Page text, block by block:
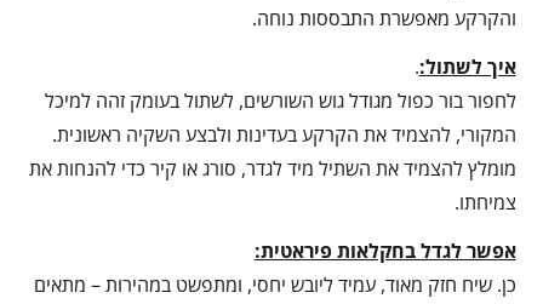
והקרקע מאפשרת התבססות נוחה.
איך לשתול:.
לחפור בור כפול מגודל גוש השורשים, לשתול בעומק זהה למיכל
המקורי, להצמיד את הקרקע בעדינות ולבצע השקיה ראשונית.
מומלץ להצמיד את השתיל מיד לגדר, סורג או קיר כדי להנחות את
צמיחתו.
אפשר לגדל בחקלאות פיראטית:
כן. שיח חזק מאוד, עמיד ליובש יחסי, ומתפשט במהירות – מתאים